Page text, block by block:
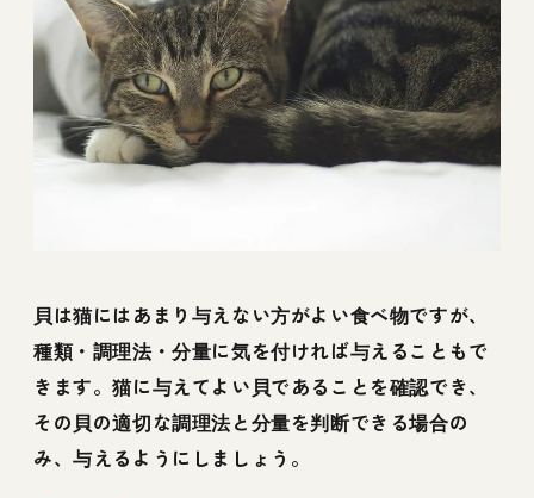
貝は猫にはあまり与えない方がよい食べ物ですが、
種類・調理法・分量に気を付ければ与えることもで
きます。猫に与えてよい貝であることを確認でき、
その貝の適切な調理法と分量を判断できる場合の
み、与えるようにしましょう。